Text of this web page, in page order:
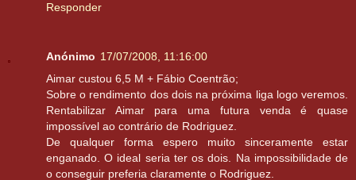
Responder
Anónimo 17/07/2008, 11:16:00
Aimar custou 6,5 M + Fábio Coentrão;
Sobre o rendimento dos dois na próxima liga logo veremos.
Rentabilizar Aimar para uma futura venda é quase
impossível ao contrário de Rodriguez.
De qualquer forma espero muito sinceramente estar
enganado. O ideal seria ter os dois. Na impossibilidade de
o conseguir preferia claramente o Rodriguez.